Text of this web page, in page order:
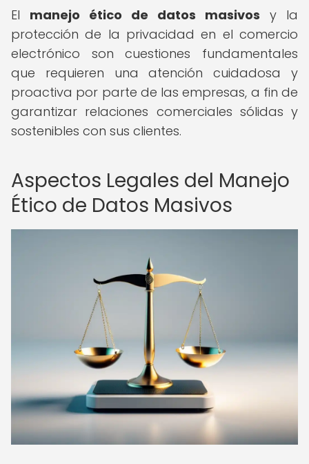
El manejo ético de datos masivos y la
protección de la privacidad en el comercio
electrónico son cuestiones fundamentales
que requieren una atención cuidadosa y
proactiva por parte de las empresas, a fin de
garantizar relaciones comerciales sólidas y
sostenibles con sus clientes.
Aspectos Legales del Manejo
Ético de Datos Masivos